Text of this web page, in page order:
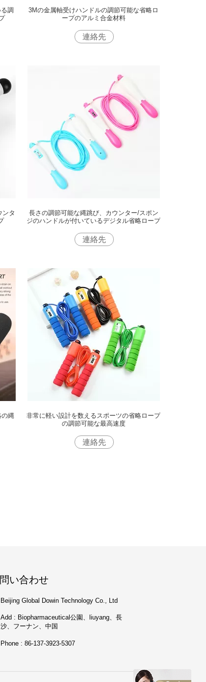
調
3Mの金属軸受けハンドルの調節可能な省略ロ
ープのアルミ合金材料
連絡先
ンタ
長さの調節可能な縄跳び、カウンター/スポン
ジのハンドルが付いているデジタル省略ロープ
連絡先
の縄
非常に軽い設計を数えるスポーツの省略ロープ
の調節可能な最高速度
連絡先
い合わせ
Beijing Global Dowin Technology Co., Ltd
Add : Biopharmaceutical公園、liuyang、長
沙、フーナン、中国
Phone : 86-137-3923-5307